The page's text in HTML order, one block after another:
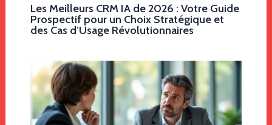
Les Meilleurs CRM IA de 2026 : Votre Guide
Prospectif pour un Choix Stratégique et
des Cas d’Usage Révolutionnaires